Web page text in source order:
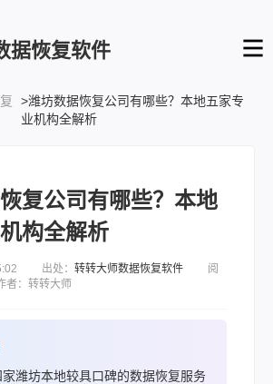
据恢复软件
>潍坊数据恢复公司有哪些？本地五家专
业机构全解析
复公司有哪些？本地
构全解析
出处： 转转大师数据恢复软件 阅
：转转大师
潍坊本地较具口碑的数据恢复服务